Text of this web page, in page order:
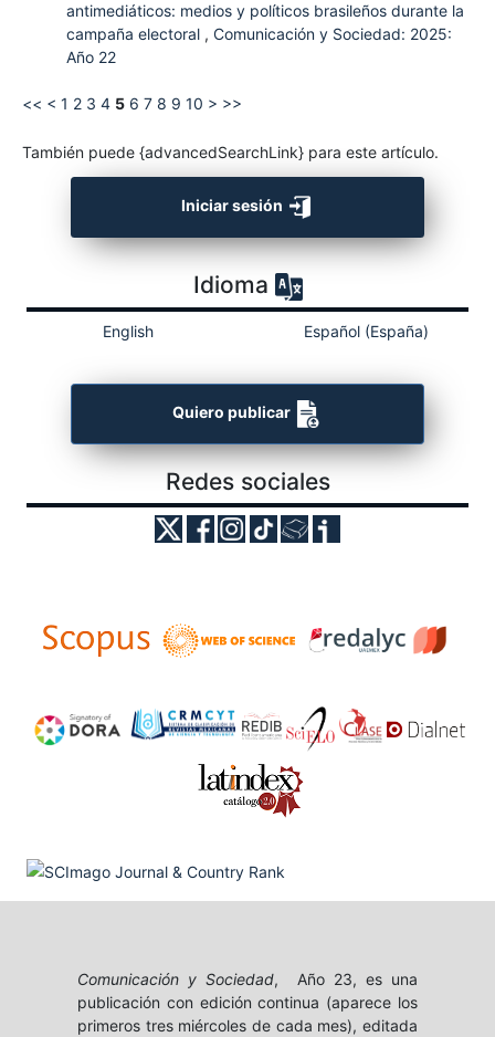
antimediáticos: medios y políticos brasileños durante la
campaña electoral , Comunicación y Sociedad: 2025:
Año 22
<< < 1 2 3 4 5 6 7 8 9 10 > >>
También puede {advancedSearchLink} para este artículo.
Iniciar sesión
Idioma
English Español (España)
Quiero publicar
Redes sociales
Comunicación y Sociedad, Año 23, es una
publicación con edición continua (aparece los
primeros tres miércoles de cada mes), editada